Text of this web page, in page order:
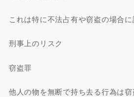
これは特に不法占有や窃盗の場合に
刑事上のリスク
窃盗罪
他人の物を無断で持ち去る行為は窃